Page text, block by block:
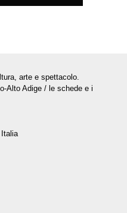
arte e spettacolo.
Alto Adige / le schede e i